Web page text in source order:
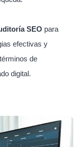
SEO para
efectivas y
de
digital.